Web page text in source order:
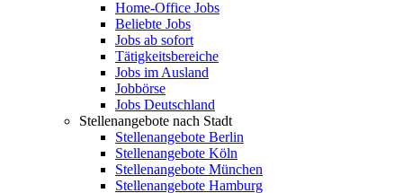
Home-Office Jobs
Beliebte Jobs
Jobs ab sofort
Tätigkeitsbereiche
Jobs im Ausland
Jobbörse
Jobs Deutschland
Stellenangebote nach Stadt
Stellenangebote Berlin
Stellenangebote Köln
Stellenangebote München
Stellenangebote Hamburg